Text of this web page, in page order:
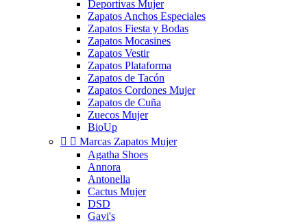
Deportivas Mujer
Zapatos Anchos Especiales
Zapatos Fiesta y Bodas
Zapatos Mocasines
Zapatos Vestir
Zapatos Plataforma
Zapatos de Tacón
Zapatos Cordones Mujer
Zapatos de Cuña
Zuecos Mujer
BioUp
  Marcas Zapatos Mujer
Agatha Shoes
Annora
Antonella
Cactus Mujer
DSD
Gavi's